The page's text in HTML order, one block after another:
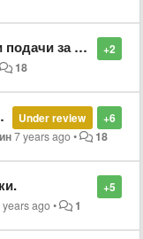
+2
за город
18
+6
Under review
7 years ago• 18
+5
years ago• 1